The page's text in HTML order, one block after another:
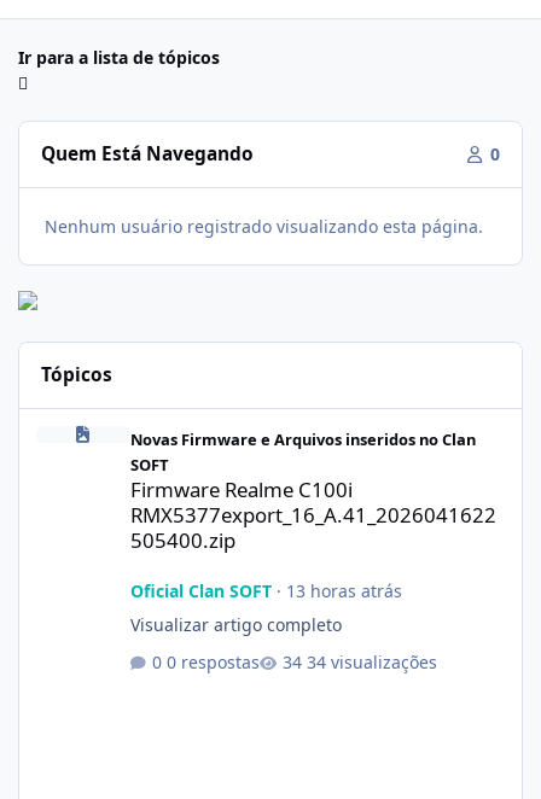
Ir para a lista de tópicos
Quem Está Navegando 0
Nenhum usuário registrado visualizando esta página.
Tópicos
Novas Firmware e Arquivos inseridos no Clan
SOFT
Firmware Realme C100i
RMX5377export_16_A.41_2026041622
505400.zip
Oficial Clan SOFT· 13 horas atrás
Visualizar artigo completo
0 respostas
34 visualizações